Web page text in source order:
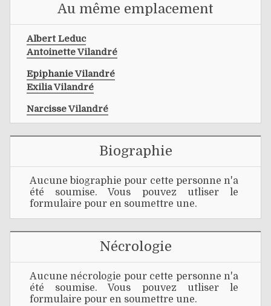
Au même emplacement
Albert Leduc
Antoinette Vilandré
Epiphanie Vilandré
Exilia Vilandré
Narcisse Vilandré
Biographie
Aucune biographie pour cette personne n'a
été soumise. Vous pouvez utliser le
formulaire pour en soumettre une.
Nécrologie
Aucune nécrologie pour cette personne n'a
été soumise. Vous pouvez utliser le
formulaire pour en soumettre une.